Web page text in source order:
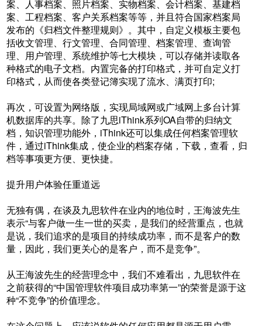
案、人事档案、照片档案、实物档案、会计档案、基建档
案、工程档案、客户关系档案等等，并且符合国家档案局
发布的《归档文件整理规则》。其中，自定义模板主要包
括收文管理、行文管理、合同管理、档案管理、查询管
理、用户管理、系统维护等七大模块，可以存储并读取各
种格式的电子文档。内置完备的打印格式，并可自定义打
印格式，从而使各类登记簿实现了流水、满页打印;
再次，可设置为网络版，实现局域网或广域网上多台计算
机数据库的共享。除了九思iThink系列OA自带的归纳文
档，知识管理功能外，iThink还可以集成任何档案管理软
件，通过iThink集成，使企业的档案存储，下载，查看，归
档等事项更方便、更快捷。
提升用户体验任重道远
无独有偶，在谈及九思软件在业内的地位时，王海波先生
表示“与客户做一生一世的买卖，是我们的经营重点，也就
是说，我们追求的是项目的持续成功率，而不是客户的数
量，因此，我们更关心的是客户，而不是竞争”。
从王海波先生的经营理念中，我们不难看出，九思软件在
之前获得的“中国管理软件项目成功率第一”的荣誉是源于这
种“不竞争”的价值理念。